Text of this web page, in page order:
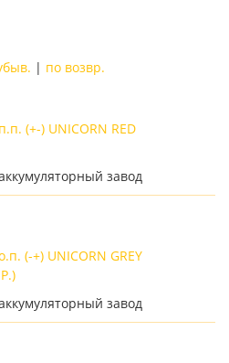
| по возвр.
(+-) UNICORN RED
завод
(-+) UNICORN GREY
завод